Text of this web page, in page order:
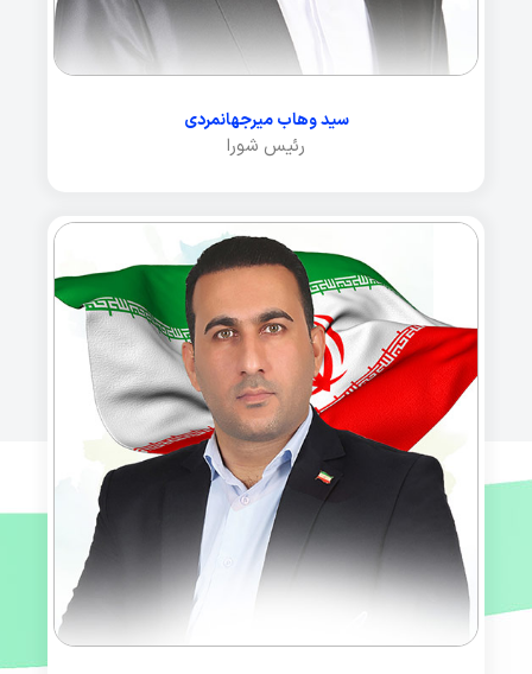
سید وهاب میرجهانمردی
رئیس شورا